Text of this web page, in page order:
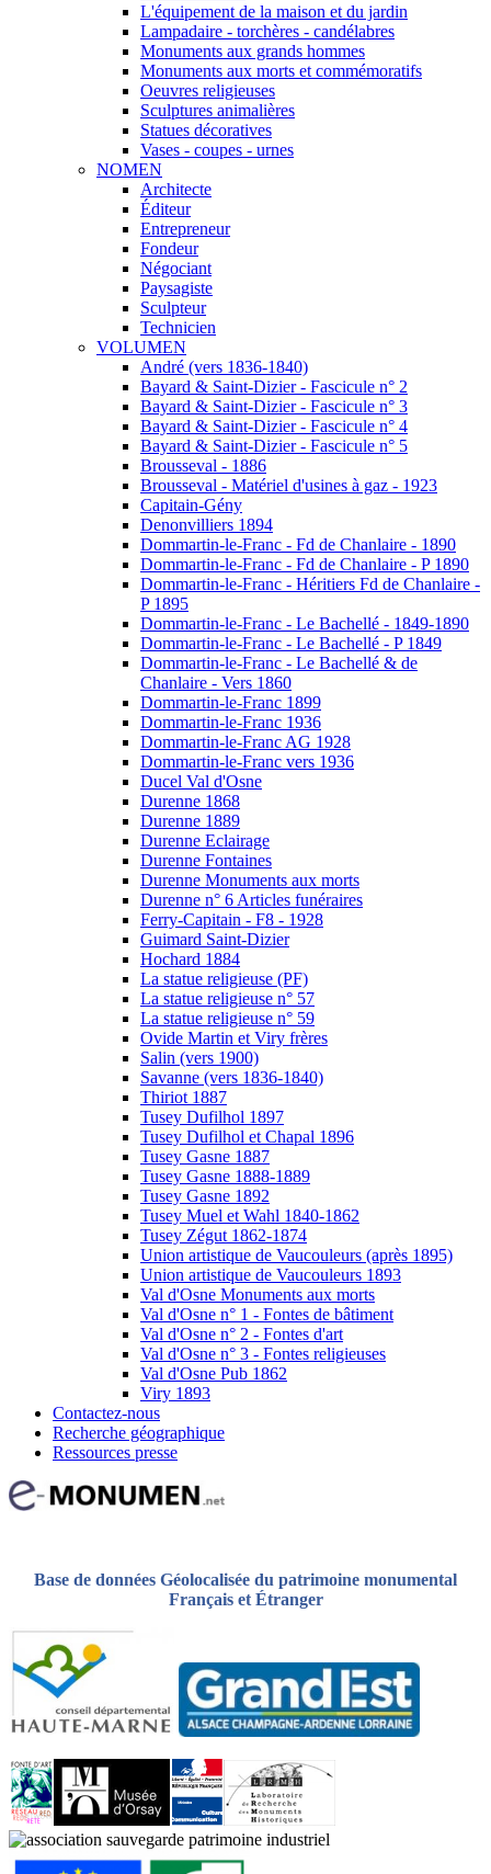
L'équipement de la maison et du jardin
Lampadaire - torchères - candélabres
Monuments aux grands hommes
Monuments aux morts et commémoratifs
Oeuvres religieuses
Sculptures animalières
Statues décoratives
Vases - coupes - urnes
NOMEN
Architecte
Éditeur
Entrepreneur
Fondeur
Négociant
Paysagiste
Sculpteur
Technicien
VOLUMEN
André (vers 1836-1840)
Bayard & Saint-Dizier - Fascicule n° 2
Bayard & Saint-Dizier - Fascicule n° 3
Bayard & Saint-Dizier - Fascicule n° 4
Bayard & Saint-Dizier - Fascicule n° 5
Brousseval - 1886
Brousseval - Matériel d'usines à gaz - 1923
Capitain-Gény
Denonvilliers 1894
Dommartin-le-Franc - Fd de Chanlaire - 1890
Dommartin-le-Franc - Fd de Chanlaire - P 1890
Dommartin-le-Franc - Héritiers Fd de Chanlaire -
P 1895
Dommartin-le-Franc - Le Bachellé - 1849-1890
Dommartin-le-Franc - Le Bachellé - P 1849
Dommartin-le-Franc - Le Bachellé & de
Chanlaire - Vers 1860
Dommartin-le-Franc 1899
Dommartin-le-Franc 1936
Dommartin-le-Franc AG 1928
Dommartin-le-Franc vers 1936
Ducel Val d'Osne
Durenne 1868
Durenne 1889
Durenne Eclairage
Durenne Fontaines
Durenne Monuments aux morts
Durenne n° 6 Articles funéraires
Ferry-Capitain - F8 - 1928
Guimard Saint-Dizier
Hochard 1884
La statue religieuse (PF)
La statue religieuse n° 57
La statue religieuse n° 59
Ovide Martin et Viry frères
Salin (vers 1900)
Savanne (vers 1836-1840)
Thiriot 1887
Tusey Dufilhol 1897
Tusey Dufilhol et Chapal 1896
Tusey Gasne 1887
Tusey Gasne 1888-1889
Tusey Gasne 1892
Tusey Muel et Wahl 1840-1862
Tusey Zégut 1862-1874
Union artistique de Vaucouleurs (après 1895)
Union artistique de Vaucouleurs 1893
Val d'Osne Monuments aux morts
Val d'Osne n° 1 - Fontes de bâtiment
Val d'Osne n° 2 - Fontes d'art
Val d'Osne n° 3 - Fontes religieuses
Val d'Osne Pub 1862
Viry 1893
Contactez-nous
Recherche géographique
Ressources presse
Base de données Géolocalisée du patrimoine monumental
Français et Étranger